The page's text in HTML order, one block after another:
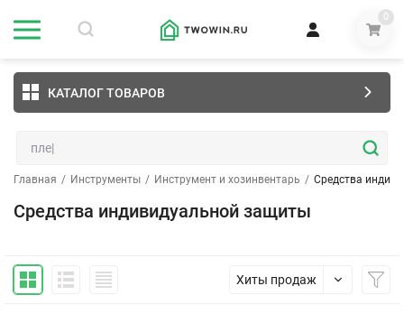
0
КАТАЛОГ ТОВАРОВ
Главная / Инструменты / Инструмент и хозинвентарь / Средства
Средства индивидуальной защиты
Хиты продаж